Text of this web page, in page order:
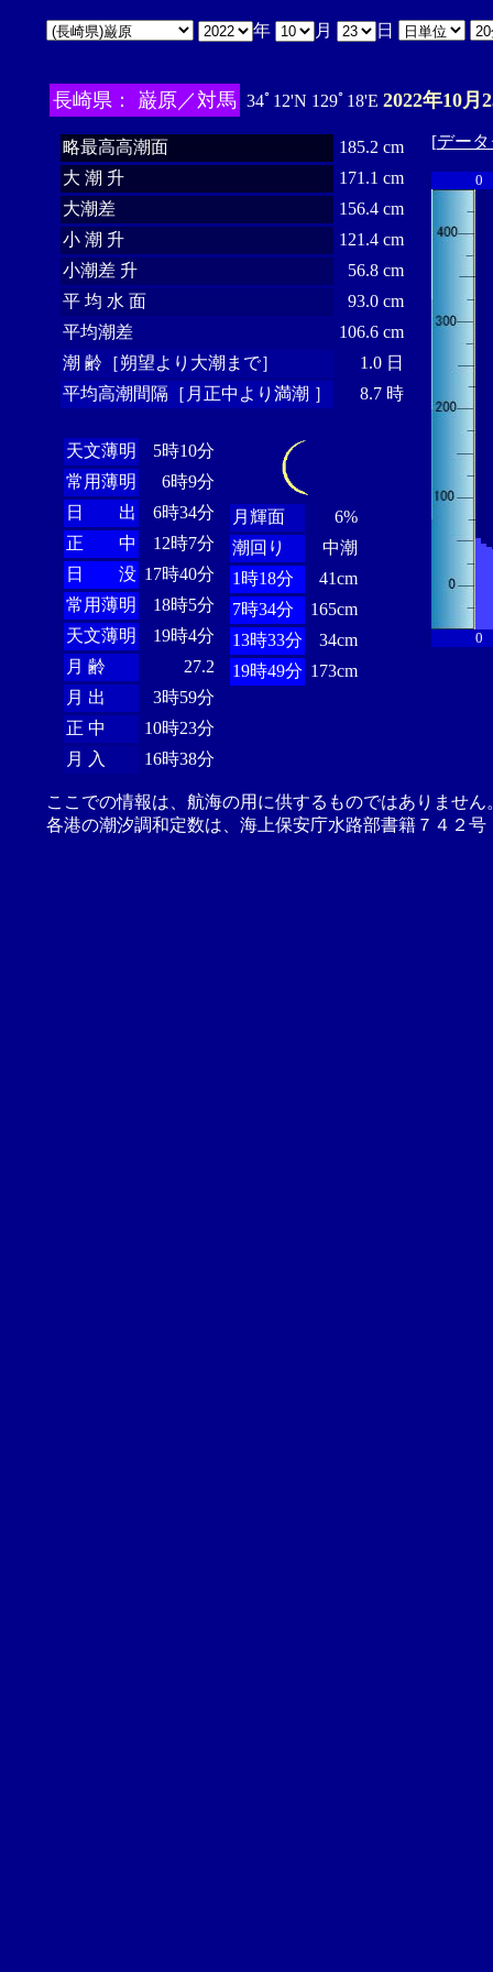
年 月 日
長崎県： 巌原／対馬 34ﾟ12'N 129ﾟ18'E 2022年10月
略最高高潮面
185.2 cm
大 潮 升
171.1 cm
大潮差
156.4 cm
小 潮 升
121.4 cm
小潮差 升
56.8 cm
平 均 水 面
93.0 cm
平均潮差
106.6 cm
潮 齢［朔望より大潮まで］
1.0 日
平均高潮間隔［月正中より満潮 ］
8.7 時
天文薄明
5時10分
常用薄明
6時9分
日 出
6時34分
正 中
12時7分
日 没 17時40分
常用薄明
18時5分
天文薄明
19時4分
月 齢
27.2
月 出
3時59分
正 中
10時23分
月 入
16時38分
月輝面
6%
潮回り
中潮
1時18分
41cm
7時34分
165cm
13時33分
34cm
19時49分 173cm
[デー
0
0
ここでの情報は、航海の用に供するものではありませ
各港の潮汐調和定数は、海上保安庁水路部書籍７４２